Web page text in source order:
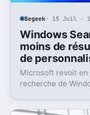
Begeek· 15 Juil ·
Windows
moins de
de
Microsoft revoit
recherche de